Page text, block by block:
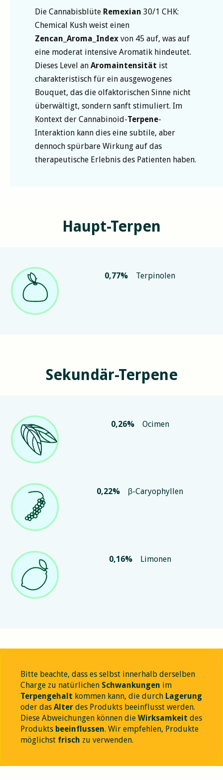
Die Cannabisblüte Remexian 30/1 CHK:
Chemical Kush weist einen
Zencan_Aroma_Index von 45 auf, was auf
eine moderat intensive Aromatik hindeutet.
Dieses Level an Aromaintensität ist
charakteristisch für ein ausgewogenes
Bouquet, das die olfaktorischen Sinne nicht
überwältigt, sondern sanft stimuliert. Im
Kontext der Cannabinoid-Terpene-
Interaktion kann dies eine subtile, aber
dennoch spürbare Wirkung auf das
therapeutische Erlebnis des Patienten haben.
Haupt-Terpen
0,77% Terpinolen
Sekundär-Terpene
0,26% Ocimen
0,22% β-Caryophyllen
0,16% Limonen
Bitte beachte, dass es selbst innerhalb derselben
Charge zu natürlichen Schwankungen im
Terpengehalt kommen kann, die durch Lagerung
oder das Alter des Produkts beeinflusst werden.
Diese Abweichungen können die Wirksamkeit des
Produkts beeinflussen. Wir empfehlen, Produkte
möglichst frisch zu verwenden.